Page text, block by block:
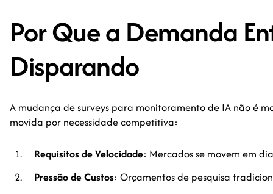
Por Que a Demanda
Disparando
A mudança de surveys para monitoramento de IA não é
movida por necessidade competitiva:
Requisitos de Velocidade: Mercados se movem em
Pressão de Custos: Orçamentos de pesquisa